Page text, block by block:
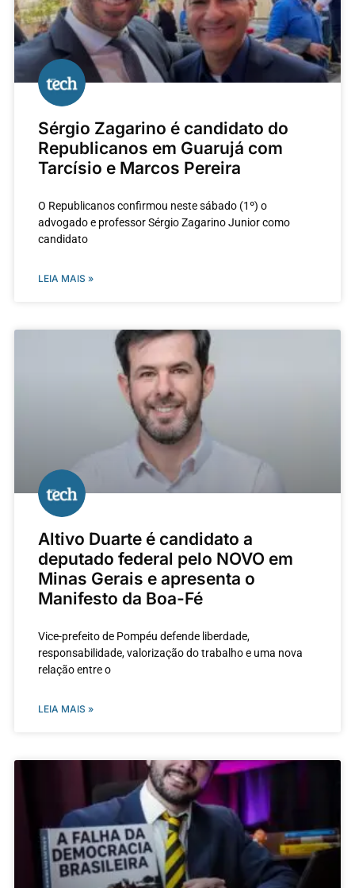
Sérgio Zagarino é candidato do
Republicanos em Guarujá com
Tarcísio e Marcos Pereira
O Republicanos confirmou neste sábado (1º) o
advogado e professor Sérgio Zagarino Junior como
candidato
LEIA MAIS »
Altivo Duarte é candidato a
deputado federal pelo NOVO em
Minas Gerais e apresenta o
Manifesto da Boa-Fé
Vice-prefeito de Pompéu defende liberdade,
responsabilidade, valorização do trabalho e uma nova
relação entre o
LEIA MAIS »